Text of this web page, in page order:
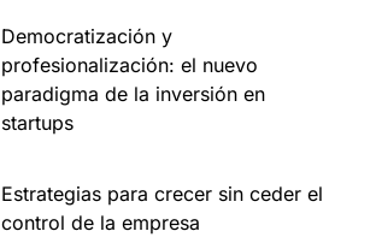
Democratización y
profesionalización: el nuevo
paradigma de la inversión en
startups
Estrategias para crecer sin ceder el
control de la empresa